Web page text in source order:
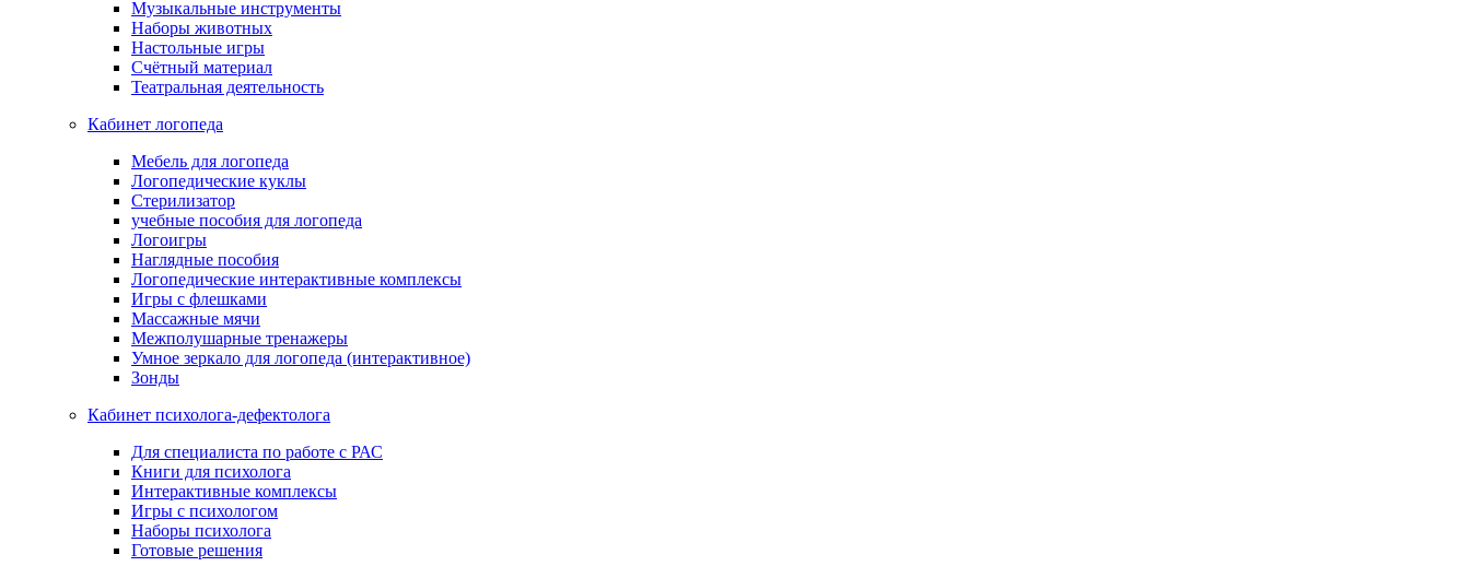
Музыкальные инструменты
Наборы животных
Настольные игры
Счётный материал
Театральная деятельность
Кабинет логопеда
Мебель для логопеда
Логопедические куклы
Стерилизатор
учебные пособия для логопеда
Логоигры
Наглядные пособия
Логопедические интерактивные комплексы
Игры с флешками
Массажные мячи
Межполушарные тренажеры
Умное зеркало для логопеда (интерактивное)
Зонды
Кабинет психолога-дефектолога
Для специалиста по работе с РАС
Книги для психолога
Интерактивные комплексы
Игры с психологом
Наборы психолога
Готовые решения